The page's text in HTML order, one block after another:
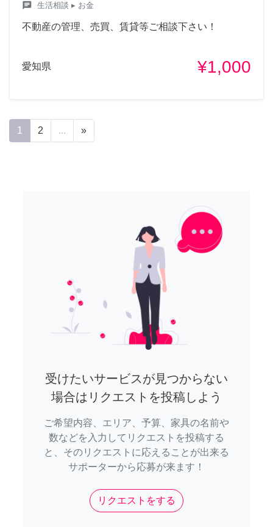
chat 生活相談 ▸ お金
不動産の管理、売買、賃貸等ご相談下さい！
愛知県 ¥1,000
1 2 ... »
受けたいサービスが見つからない
場合はリクエストを投稿しよう
ご希望内容、エリア、予算、家具の名前や
数などを入力してリクエストを投稿する
と、そのリクエストに応えることが出来る
サポーターから応募が来ます！
リクエストをする